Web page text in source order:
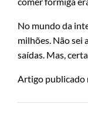
No mundo da
milhões. Não sei
saídas. Mas,
Artigo publicado